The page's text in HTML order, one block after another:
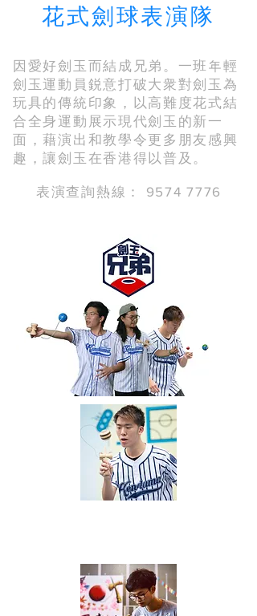
花式劍球表演隊
因愛好劍⽟而結成兄弟。一班年輕
劍⽟運動員鋭意打破大衆對劍⽟為
玩具的傳統印象，以⾼難度花式結
合全身運動展示現代劍玉的新⼀
面，藉演出和教學令更多朋友感興
趣，讓劍⽟在香港得以普及。
表演查詢熱線： 9574 7776